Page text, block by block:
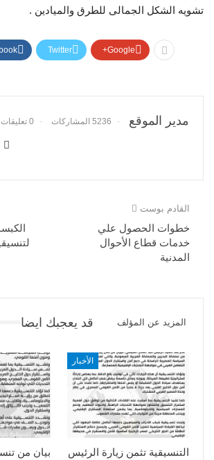
تشويه الشكل الجمالى للطرق والميادين .
Twitter Google+
مدير الموقع 5236 المشاركات 0 تعليقات
القادم بوست
خطوات الحصول علي
خدمات قطاع الأحوال
المدنية
قد يعجبك ايضا المزيد عن المؤلف
بيان من
الأخبار
التنسيقية تثمن زيارة الرئيس